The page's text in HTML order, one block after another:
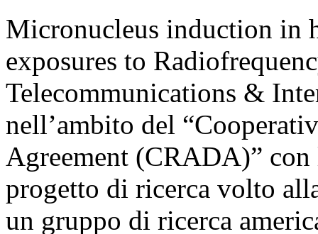
Micronucleus induction in
exposures to
Telecommunications &
nell’ambito del
Agreement (CRADA)”
progetto di ricerca volto
un gruppo di ricerca